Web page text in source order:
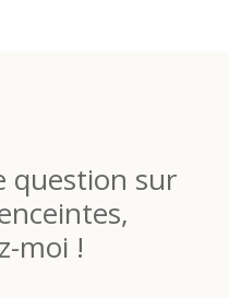
question sur
moi !